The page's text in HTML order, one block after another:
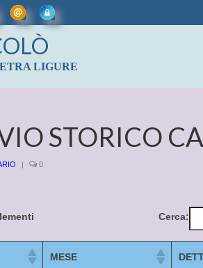
LIGURE
STORICO
| 0
Cerca:
MESE